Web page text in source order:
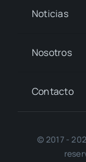
Noticias
Nosotros
Contacto
© 2017 -